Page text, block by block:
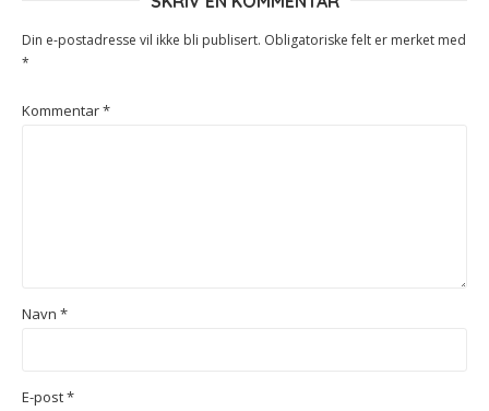
Din e-postadresse vil ikke bli publisert. Obligatoriske felt er merket med
*
Kommentar*
Navn *
E-post*